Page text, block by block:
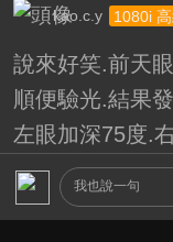
kao.c.y 1080i 高
說來好笑.前天
順便驗光.結果
左眼加深75度.
看電影.畫面的
我也說一句